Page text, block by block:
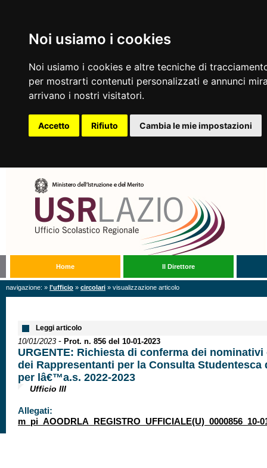
Noi usiamo i cookies
Noi usiamo i cookies e altre tecniche di
per mostrarti contenuti personalizzati e annunci
arrivano i nostri visitatori.
Accetto Rifiuto Cambia le mie impostazioni
Home Il Direttore
navigazione: » l'ufficio » circolari » visualizzazione articolo
Leggi articolo
10/01/2023 - Prot. n. 856 del 10-01-2023
URGENTE: Richiesta di conferma dei nominativi
dei Rappresentanti per la Consulta Studentesca
per lâ€™a.s. 2022-2023
Ufficio III
Allegati:
m_pi_AOODRLA_REGISTRO_UFFICIALE(U)_0000856_10-